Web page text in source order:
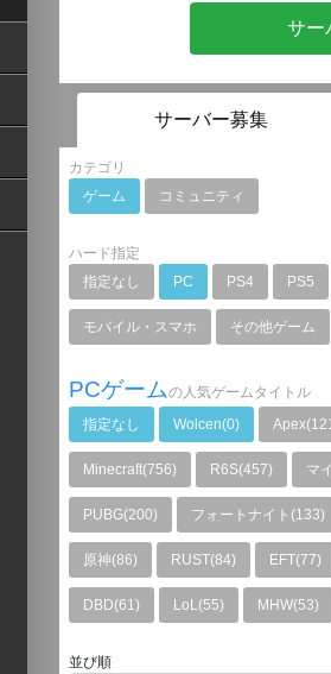
サー
サーバー募集
カテゴリ
ゲーム
コミュニティ
ハード指定
指定なし
PC PS4 PS5
モバイル・スマホ その他ゲーム
PCゲームの人気ゲームタイトル
指定なし
Wolcen(0)
Minecraft(756) R6S(457) マ
PUBG(200) フォートナイト(133)
原神(86) RUST(84) EFT(77)
DBD(61) LoL(55) MHW(53)
並び順